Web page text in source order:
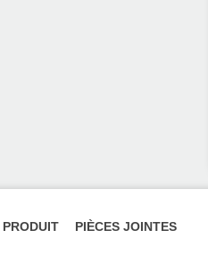
PIÈCES JOINTES